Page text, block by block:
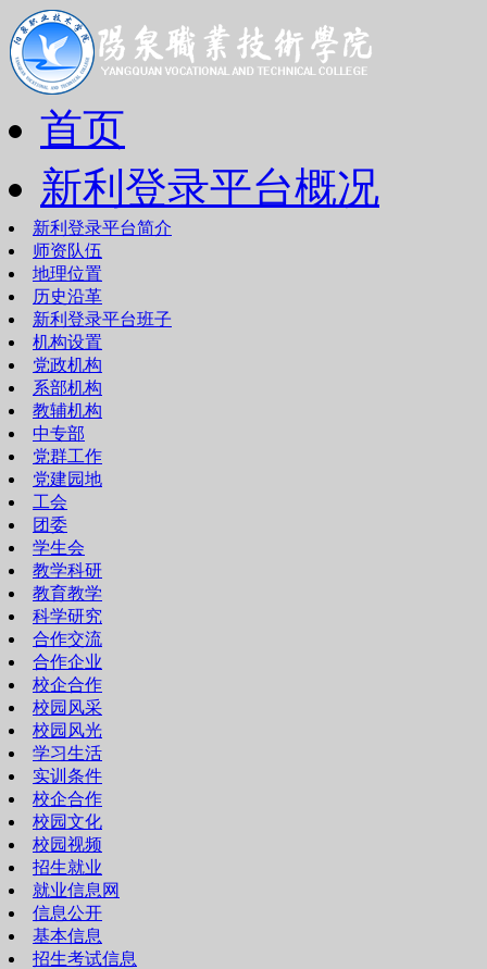
首页
新利登录平台概况
新利登录平台简介
师资队伍
地理位置
历史沿革
新利登录平台班子
机构设置
党政机构
系部机构
教辅机构
中专部
党群工作
党建园地
工会
团委
学生会
教学科研
教育教学
科学研究
合作交流
合作企业
校企合作
校园风采
校园风光
学习生活
实训条件
校企合作
校园文化
校园视频
招生就业
就业信息网
信息公开
基本信息
招生考试信息